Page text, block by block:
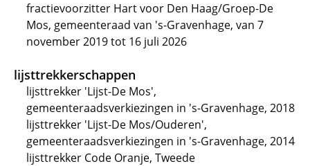
fractievoorzitter Hart voor Den Haag/Groep-De
Mos, gemeenteraad van 's-Gravenhage, van 7
november 2019 tot 16 juli 2026
lijsttrekkerschappen
lijsttrekker 'Lijst-De Mos',
gemeenteraadsverkiezingen in 's-Gravenhage, 2018
lijsttrekker 'Lijst-De Mos/Ouderen',
gemeenteraadsverkiezingen in 's-Gravenhage, 2014
lijsttrekker Code Oranje, Tweede